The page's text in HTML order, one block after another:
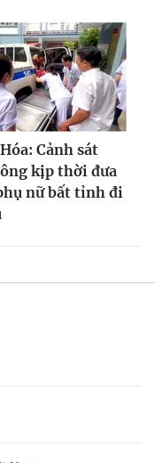
Cảnh sát
kịp thời đưa
nữ bất tỉnh đi